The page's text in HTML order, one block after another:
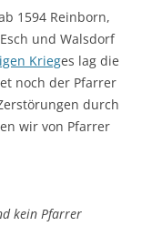
1594 Reinborn,
und Walsdorf
Krieges lag die
noch der Pfarrer
durch
wir von Pfarrer
kein Pfarrer